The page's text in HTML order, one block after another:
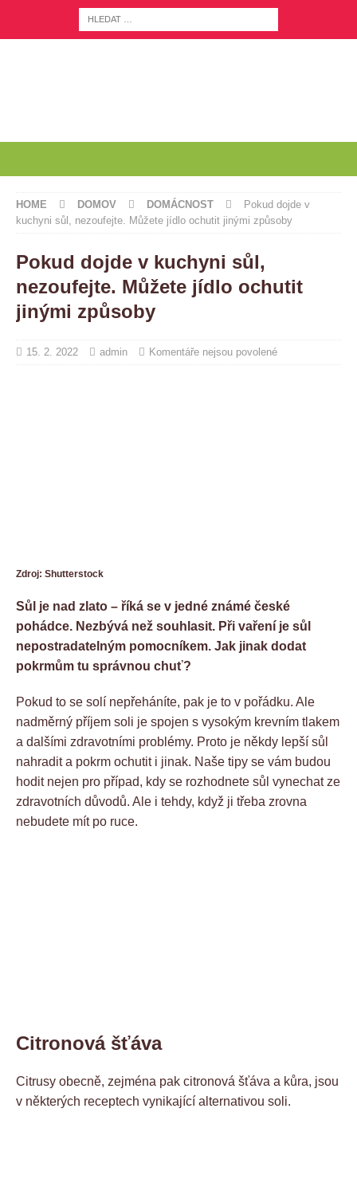
HOME DOMOV DOMÁCNOST
Pokud dojde v
kuchyni sůl, nezoufejte. Můžete jídlo ochutit jinými způsoby
Pokud dojde v kuchyni sůl,
nezoufejte. Můžete jídlo ochutit
jinými způsoby
15. 2. 2022 admin Komentáře nejsou povolené
Zdroj: Shutterstock
Sůl je nad zlato – říká se v jedné známé české
pohádce. Nezbývá než souhlasit. Při vaření je sůl
nepostradatelným pomocníkem. Jak jinak dodat
pokrmům tu správnou chuť?
Pokud to se solí nepřeháníte, pak je to v pořádku. Ale
nadměrný příjem soli je spojen s vysokým krevním tlakem
a dalšími zdravotními problémy. Proto je někdy lepší sůl
nahradit a pokrm ochutit i jinak. Naše tipy se vám budou
hodit nejen pro případ, kdy se rozhodnete sůl vynechat ze
zdravotních důvodů. Ale i tehdy, když ji třeba zrovna
nebudete mít po ruce.
Citronová šťáva
Citrusy obecně, zejména pak citronová šťáva a kůra, jsou
v některých receptech vynikající alternativou soli.